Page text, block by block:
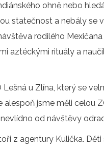
ohně nebo
statečnost a nebály se
rodilého
aztéckými rituály a
u Zlína, který se
jsme měli celou
od návštěvy
z agentury Kulička. Děti